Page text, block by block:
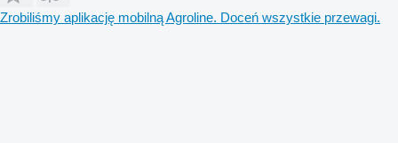
Zrobiliśmy aplikację mobilną Agroline. Doceń wszystkie przewagi.